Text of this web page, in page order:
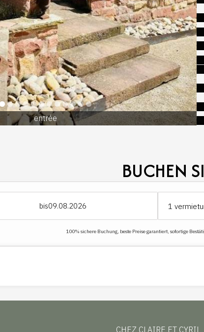
entrée
-
-
-
-
BUCHEN
bis 1
100% sichere Buchung, beste Preise garantiert, sofortige
CHEZ CLAIRE ET CYRIL